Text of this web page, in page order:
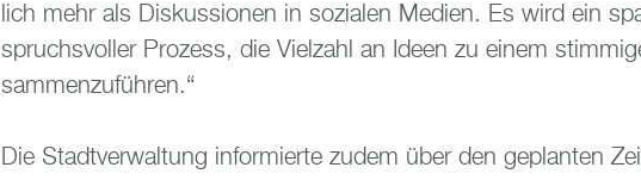
lich mehr als Dis­kus­sio­nen in so­zia­len Me­di­en. Es wird ein
spruchs­vol­ler Pro­zess, die Viel­zahl an Ideen zu einem
sam­men­zu­füh­ren.“
Die Stadt­ver­wal­tung in­for­mier­te zudem über den ge­plan­ten